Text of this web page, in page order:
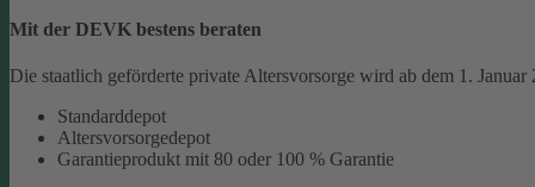
Mit der DEVK bestens beraten
Die staatlich geförderte private Altersvorsorge wird ab dem 1.
Standarddepot
Altersvorsorgedepot
Garantieprodukt mit 80 oder 100 % Garantie